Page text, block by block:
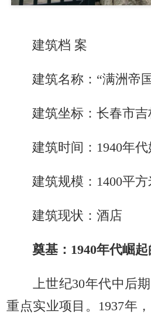
建筑档 案
建筑名称：“满洲帝国
建筑坐标：长春市吉
建筑时间：1940年代
建筑规模：1400平方
建筑现状：酒店
奠基：1940年代崛起
上世纪30年代中后期
重点实业项目。1937年